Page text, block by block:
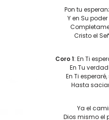
Pon tu
Y en Su
Cristo el
Coro 1: En Ti
En Tu
En Ti
Hasta
Ya el
Dios mismo el